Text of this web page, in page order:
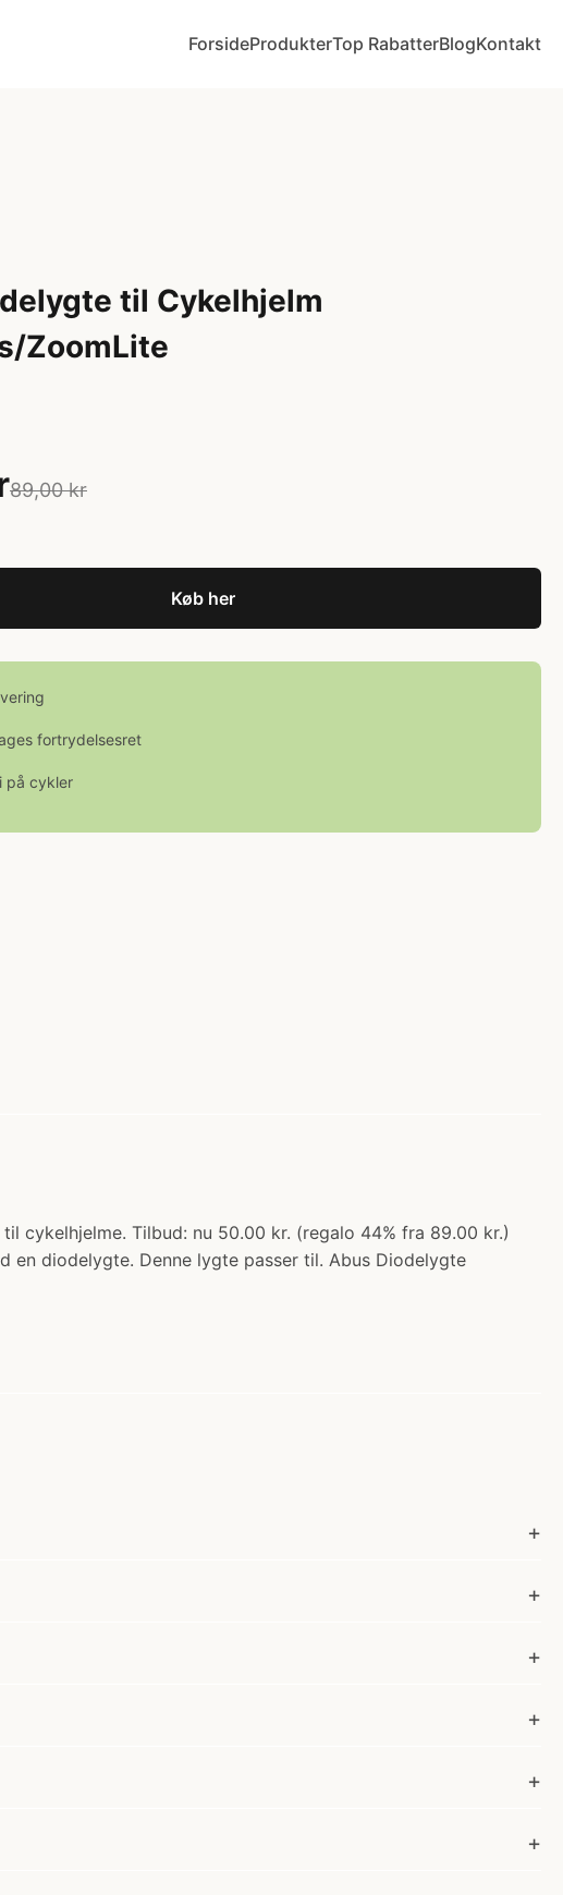
ForsideProdukterTop RabatterBlogKontakt
til Cykelhjelm
ZoomLite
89,00 kr
Køb her
fortrydelsesret
på cykler
cykelhjelme. Tilbud: nu 50.00 kr. (regalo 44% fra 89.00 kr.)
diodelygte. Denne lygte passer til. Abus Diodelygte